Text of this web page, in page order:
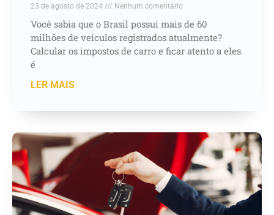
23 de agosto de 2024 Nenhum comentário
Você sabia que o Brasil possui mais de 60
milhões de veículos registrados atualmente?
Calcular os impostos de carro e ficar atento a eles
é
LER MAIS